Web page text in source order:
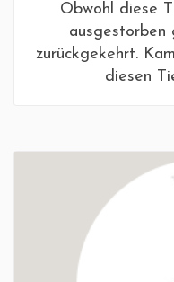
Obwohl diese
ausgestorben
zurückgekehrt.
diesen